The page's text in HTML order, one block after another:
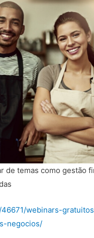
de temas como gestão
webinars-
negocios/